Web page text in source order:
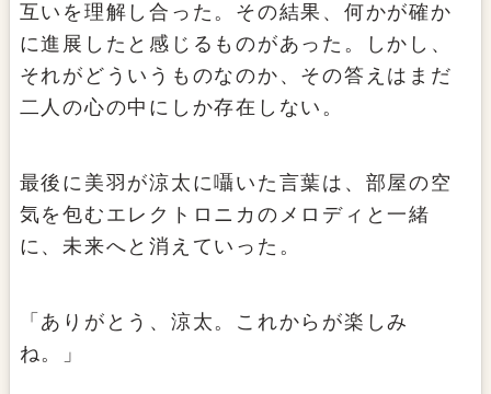
互いを理解し合った。その結果、何かが確か
に進展したと感じるものがあった。しかし、
それがどういうものなのか、その答えはまだ
二人の心の中にしか存在しない。
最後に美羽が涼太に囁いた言葉は、部屋の空
気を包むエレクトロニカのメロディと一緒
に、未来へと消えていった。
「ありがとう、涼太。これからが楽しみ
ね。」